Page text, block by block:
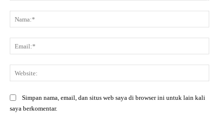
Simpan nama, email, dan situs web saya di browser ini untuk lain kali
saya berkomentar.